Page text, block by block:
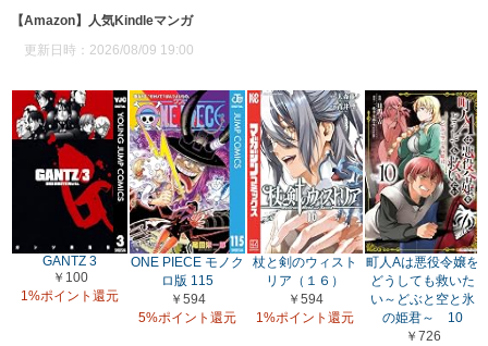
【Amazon】人気Kindleマンガ
更新日時：2026/08/09 19:00
GANTZ 3
￥100
1%ポイント還元
ONE PIECE モノク
ロ版 115
￥594
5%ポイント還元
杖と剣のウィスト
リア（１６）
￥594
1%ポイント還元
町人Aは悪役令嬢を
どうしても救いた
い～どぶと空と氷
の姫君～ 10
￥726